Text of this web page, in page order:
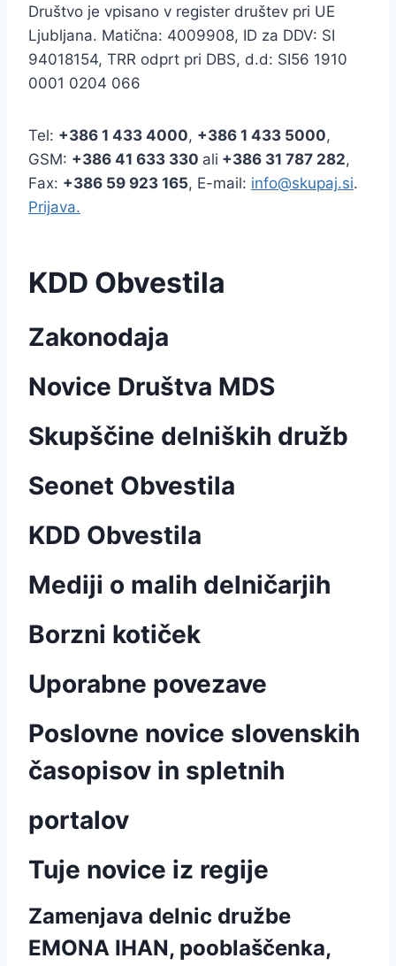
Društvo je vpisano v register društev pri UE
Ljubljana. Matična: 4009908, ID za DDV: SI
94018154, TRR odprt pri DBS, d.d: SI56 1910
0001 0204 066
Tel: +386 1 433 4000, +386 1 433 5000,
GSM: +386 41 633 330 ali +386 31 787 282,
Fax: +386 59 923 165, E-mail: info@skupaj.si.
Prijava.
KDD Obvestila
Zakonodaja
Novice Društva MDS
Skupščine delniških družb
Seonet Obvestila
KDD Obvestila
Mediji o malih delničarjih
Borzni kotiček
Uporabne povezave
Poslovne novice slovenskih
časopisov in spletnih
portalov
Tuje novice iz regije
Zamenjava delnic družbe
EMONA IHAN, pooblaščenka,